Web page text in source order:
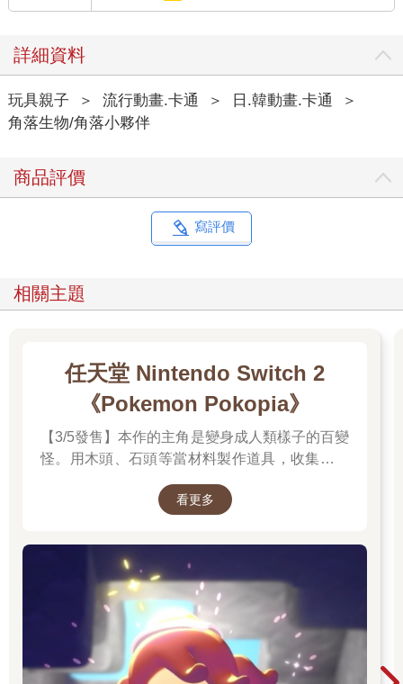
詳細資料
玩具親子 ＞ 流行動畫.卡通 ＞ 日.韓動畫.卡通
＞
角落生物/角落小夥伴
商品評價
寫評價
相關主題
任天堂 Nintendo Switch 2
《Pokemon Pokopia》
【3/5發售】本作的主角是變身成人類樣子的百變
怪。用木頭、石頭等當材料製作道具，收集樹果
方吧。並且遊戲中的時間會與現實時間同步。體
的個性，度過悠悠哉哉的生活吧。
看更多